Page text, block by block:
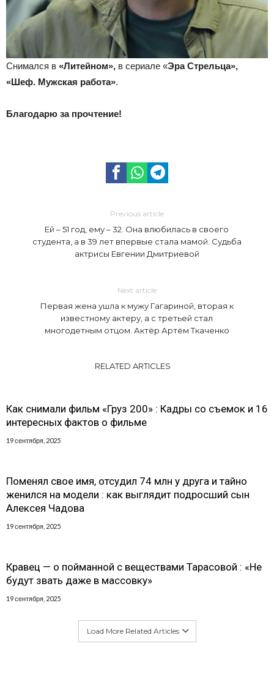
Снимался в «Литейном», в сериале «Эра Стрельца»,
«Шеф. Мужская работа».
Благодарю за прочтение!
Previous article
Ей – 51 год, ему – 32. Она влюбилась в своего
студента, а в 39 лет впервые стала мамой. Судьба
актрисы Евгении Дмитриевой
Next article
Первая жена ушла к мужу Гагариной, вторая к
известному актеру, а с третьей стал
многодетным отцом. Актёр Артём Ткаченко
RELATED ARTICLES
Как снимали фильм «Груз 200» : Кадры со съемок и 16
интересных фактов о фильме
19 сентября, 2025
Поменял свое имя, отсудил 74 млн у друга и тайно
женился на модели : как выглядит подросший сын
Алексея Чадова
19 сентября, 2025
Кравец — о пойманной с веществами Тарасовой : «Не
будут звать даже в массовку»
19 сентября, 2025
Load More Related Articles